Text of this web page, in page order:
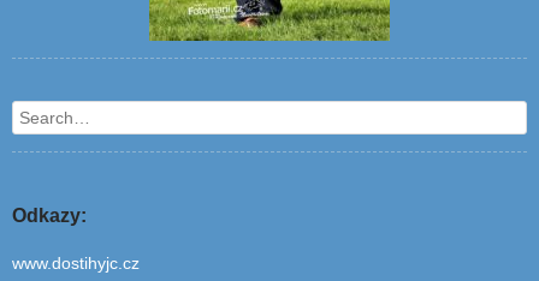
Search
Odkazy:
www.dostihyjc.cz